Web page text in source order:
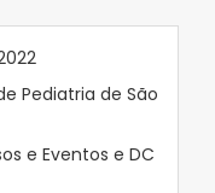
Pediatria de São
e Eventos e DC